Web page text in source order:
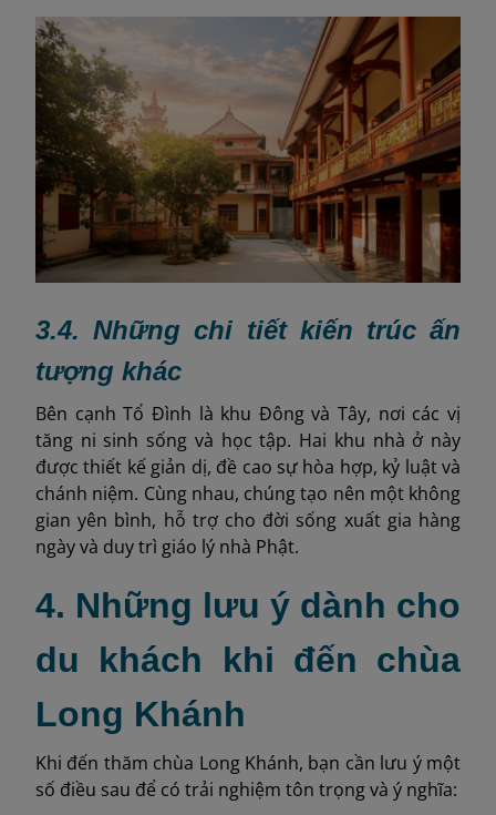
3.4. Những chi tiết kiến trúc ấn
tượng khác
Bên cạnh Tổ Đình là khu Đông và Tây, nơi các vị
tăng ni sinh sống và học tập. Hai khu nhà ở này
được thiết kế giản dị, đề cao sự hòa hợp, kỷ luật và
chánh niệm. Cùng nhau, chúng tạo nên một không
gian yên bình, hỗ trợ cho đời sống xuất gia hàng
ngày và duy trì giáo lý nhà Phật.
4. Những lưu ý dành cho
du khách khi đến chùa
Long Khánh
Khi đến thăm chùa Long Khánh, bạn cần lưu ý một
số điều sau để có trải nghiệm tôn trọng và ý nghĩa: